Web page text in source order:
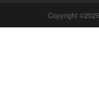
Copyright